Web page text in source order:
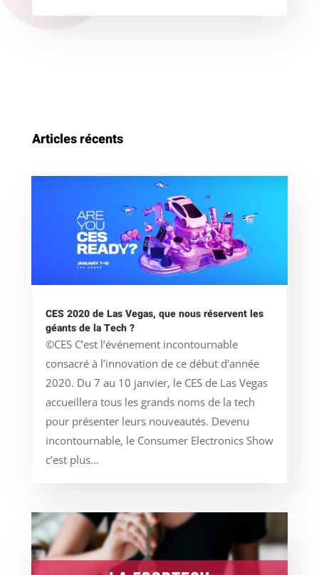
Articles récents
CES 2020 de Las Vegas, que nous réservent les
géants de la Tech ?
©CES C’est l’événement incontournable
consacré à l’innovation de ce début d’année
2020. Du 7 au 10 janvier, le CES de Las Vegas
accueillera tous les grands noms de la tech
pour présenter leurs nouveautés. Devenu
incontournable, le Consumer Electronics Show
c’est plus...